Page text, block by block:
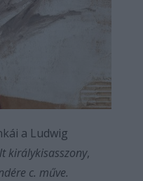
a Ludwig
királykisasszony,
c. műve.